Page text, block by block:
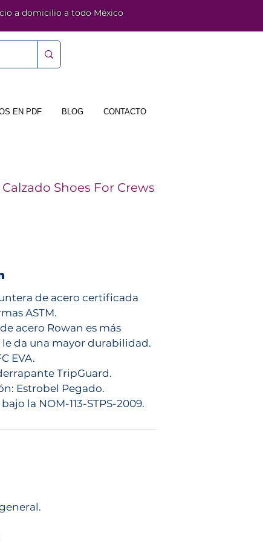
a domicilio a todo México
EN PDF BLOG CONTACTO
Shoes For Crews
de acero certificada
ASTM.
acero Rowan es más
le da una mayor durabilidad.
EVA.
TripGuard.
Estrobel Pegado.
la NOM-113-STPS-2009.